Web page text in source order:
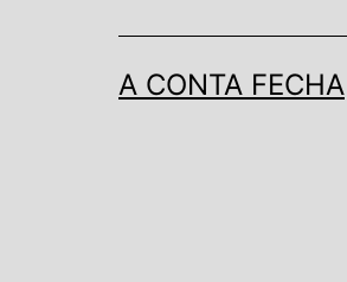
A CONTA FECHA